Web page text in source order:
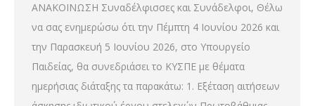
ΑΝΑΚΟΙΝΩΣΗ Συναδέλφισσες και Συνάδελφοι, Θέλω
να σας ενημερώσω ότι την Πέμπτη 4 Ιουνίου 2026 και
την Παρασκευή 5 Ιουνίου 2026, στο Υπουργείο
Παιδείας, θα συνεδριάσει το ΚΥΣΠΕ με θέματα
ημερήσιας διάταξης τα παρακάτω: 1. Εξέταση αιτήσεων